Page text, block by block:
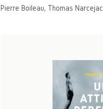
Pierre Boileau, Thomas Narcejac